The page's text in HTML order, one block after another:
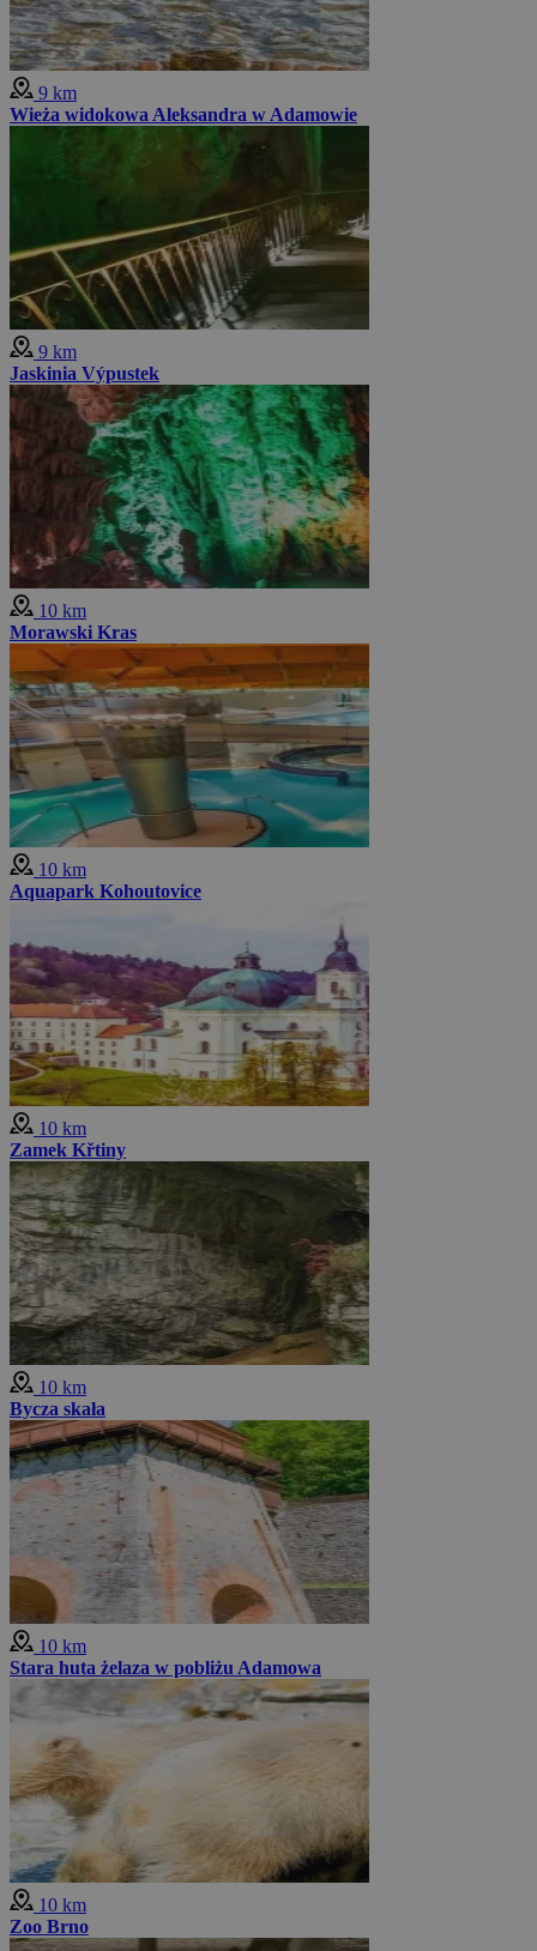
9 km
Wieża widokowa Aleksandra w Adamowie
9 km
Jaskinia Výpustek
10 km
Morawski Kras
10 km
Aquapark Kohoutovice
10 km
Zamek Křtiny
10 km
Bycza skała
10 km
Stara huta żelaza w pobliżu Adamowa
10 km
Zoo Brno